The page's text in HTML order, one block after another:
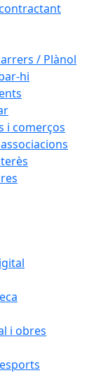
/ Plànol
hi
i comerços
i obres